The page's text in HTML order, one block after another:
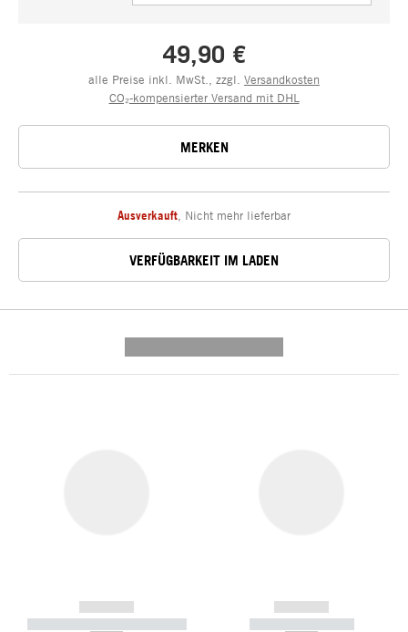
49,90 €
alle Preise inkl. MwSt., zzgl. Versandkosten
CO₂-kompensierter Versand mit DHL
MERKEN
Ausverkauft Nicht mehr lieferbar
VERFÜGBARKEIT IM LADEN
------------
----------- ----------- -----------
------------
----------- -----------